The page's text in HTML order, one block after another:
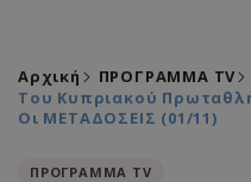
Αρχική ΠΡΟΓΡΑΜΜΑ TV
Του Κυπριακού
Οι ΜΕΤΑΔΟΣΕΙΣ (01/11)
ΠΡΟΓΡΑΜΜΑ TV